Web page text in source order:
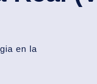
en la